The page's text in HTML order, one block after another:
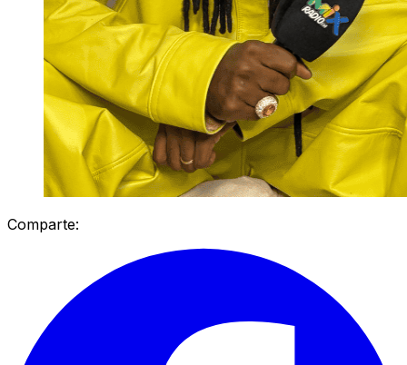
Comparte: